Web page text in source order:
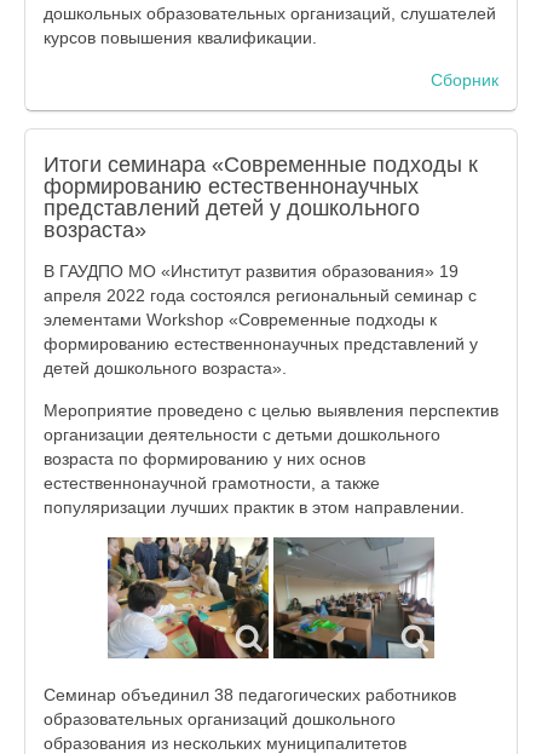
дошкольных образовательных организаций, слушателей
курсов повышения квалификации.
Сборник
Итоги семинара «Современные подходы к
формированию естественнонаучных
представлений детей у дошкольного
возраста»
В ГАУДПО МО «Институт развития образования» 19
апреля 2022 года состоялся региональный семинар с
элементами Workshop «Современные подходы к
формированию естественнонаучных представлений у
детей дошкольного возраста».
Мероприятие проведено с целью выявления перспектив
организации деятельности с детьми дошкольного
возраста по формированию у них основ
естественнонаучной грамотности, а также
популяризации лучших практик в этом направлении.
Семинар объединил 38 педагогических работников
образовательных организаций дошкольного
образования из нескольких муниципалитетов